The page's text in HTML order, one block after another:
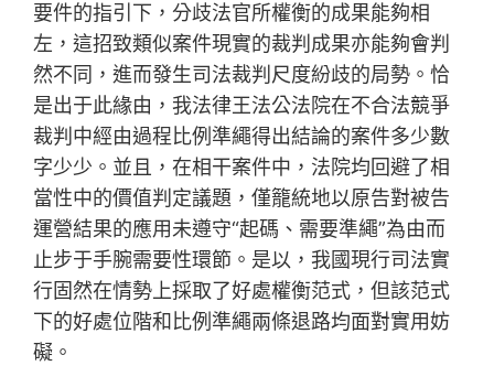
要件的指引下，分歧法官所權衡的成果能夠相
左，這招致類似案件現實的裁判成果亦能夠會判
然不同，進而發生司法裁判尺度紛歧的局勢。恰
是出于此緣由，我法律王法公法院在不合法競爭
裁判中經由過程比例準繩得出結論的案件多少數
字少少。並且，在相干案件中，法院均回避了相
當性中的價值判定議題，僅籠統地以原告對被告
運營結果的應用未遵守“起碼、需要準繩”為由而
止步于手腕需要性環節。是以，我國現行司法實
行固然在情勢上採取了好處權衡范式，但該范式
下的好處位階和比例準繩兩條退路均面對實用妨
礙。